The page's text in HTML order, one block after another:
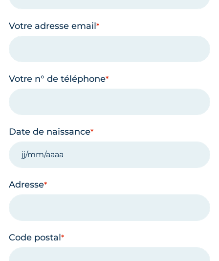
Votre adresse email
Votre n° de téléphone
Date de naissance
Adresse
Code postal